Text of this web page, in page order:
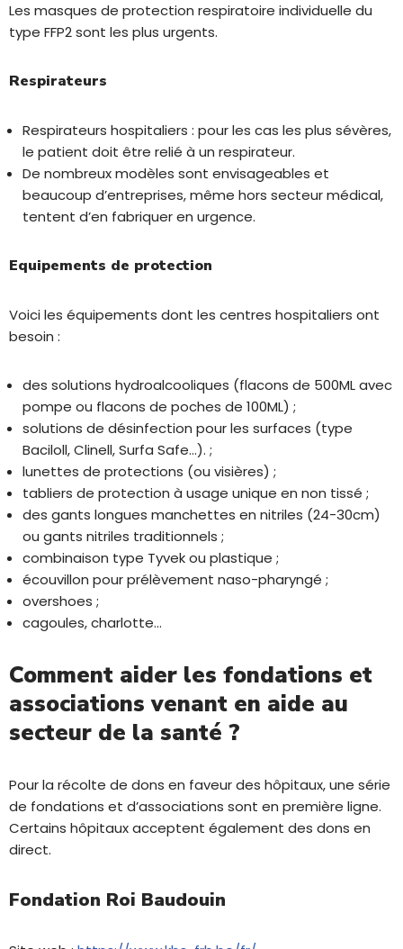
Les masques de protection respiratoire individuelle du
type FFP2 sont les plus urgents.
Respirateurs
Respirateurs hospitaliers : pour les cas les plus sévères,
le patient doit être relié à un respirateur.
De nombreux modèles sont envisageables et
beaucoup d’entreprises, même hors secteur médical,
tentent d’en fabriquer en urgence.
Equipements de protection
Voici les équipements dont les centres hospitaliers ont
besoin :
des solutions hydroalcooliques (flacons de 500ML avec
pompe ou flacons de poches de 100ML) ;
solutions de désinfection pour les surfaces (type
Baciloll, Clinell, Surfa Safe…). ;
lunettes de protections (ou visières) ;
tabliers de protection à usage unique en non tissé ;
des gants longues manchettes en nitriles (24-30cm)
ou gants nitriles traditionnels ;
combinaison type Tyvek ou plastique ;
écouvillon pour prélèvement naso-pharyngé ;
overshoes ;
cagoules, charlotte…
Comment aider les fondations et
associations venant en aide au
secteur de la santé ?
Pour la récolte de dons en faveur des hôpitaux, une série
de fondations et d’associations sont en première ligne.
Certains hôpitaux acceptent également des dons en
direct.
Fondation Roi Baudouin